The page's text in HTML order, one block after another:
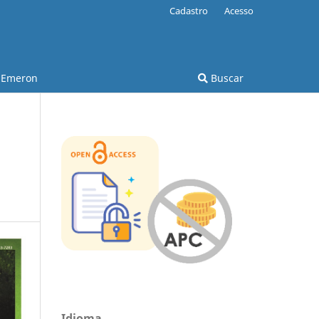
Emeron Buscar
Cadastro Acesso